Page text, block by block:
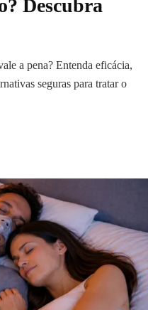
Descubra
a pena? Entenda eficácia,
seguras para tratar o